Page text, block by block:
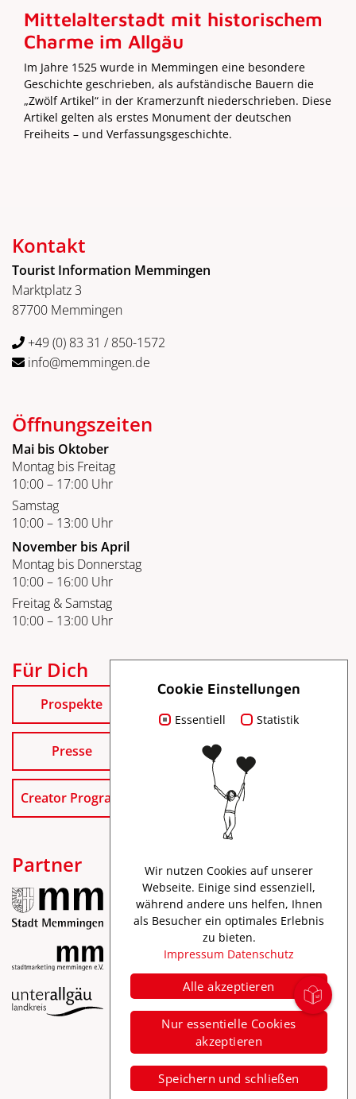
Mittelalterstadt mit historischem
Charme im Allgäu
Im Jahre 1525 wurde in Memmingen eine besondere
Geschichte geschrieben, als aufständische Bauern die
„Zwölf Artikel“ in der Kramerzunft niederschrieben. Diese
Artikel gelten als erstes Monument der deutschen
Freiheits – und Verfassungsgeschichte.
Kontakt
Tourist Information Memmingen
Marktplatz 3
87700 Memmingen
+49 (0) 83 31 / 850-1572
info@memmingen.de
Öffnungszeiten
Mai bis Oktober
Montag bis Freitag
10:00 – 17:00 Uhr
Samstag
10:00 – 13:00 Uhr
November bis April
Montag bis Donnerstag
10:00 – 16:00 Uhr
Freitag & Samstag
10:00 – 13:00 Uhr
Für Dich
Prospekte
Presse
Creator Program
Partner
Impressum
Datenschutz
Barrierefreiheit
Cookie Einstellungen
Essentiell Statistik
Wir nutzen Cookies auf unserer
Webseite. Einige sind essenziell,
während andere uns helfen, Ihnen
als Besucher ein optimales Erlebnis
zu bieten.
Impressum Datenschutz
Alle akzeptieren
Nur essentielle Cookies
akzeptieren
Speichern und schließen